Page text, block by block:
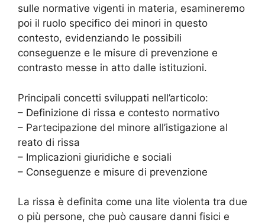
sulle normative vigenti in materia, esamineremo
poi il ruolo specifico dei minori in questo
contesto, evidenziando le possibili
conseguenze e le misure di prevenzione e
contrasto messe in atto dalle istituzioni.
Principali concetti sviluppati nell’articolo:
– Definizione di rissa e contesto normativo
– Partecipazione del minore all’istigazione al
reato di rissa
– Implicazioni giuridiche e sociali
– Conseguenze e misure di prevenzione
La rissa è definita come una lite violenta tra due
o più persone, che può causare danni fisici e